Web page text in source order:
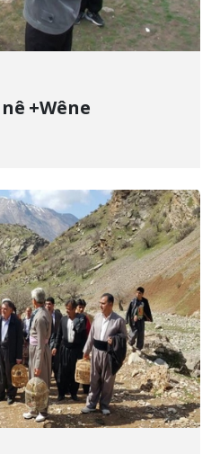
+Wêne